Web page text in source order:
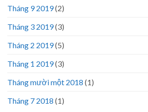
Tháng 9 2019(2)
Tháng 3 2019(3)
Tháng 2 2019(5)
Tháng 1 2019(3)
Tháng mười một 2018 (1)
Tháng 7 2018 (1)